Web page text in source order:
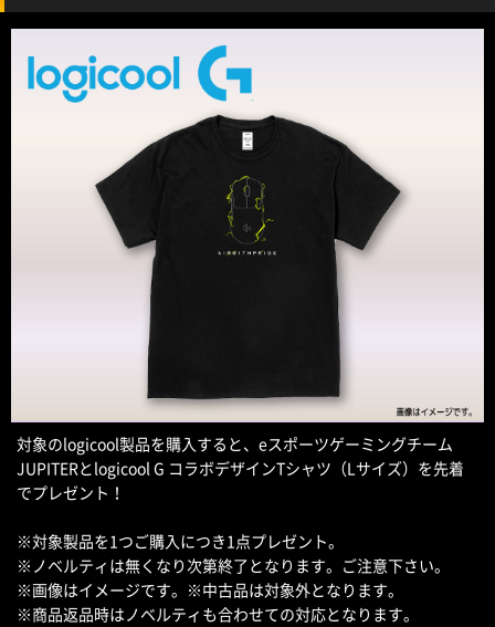
対象のlogicool製品を購入すると、eスポーツゲーミングチーム
JUPITERとlogicool G コラボデザインTシャツ（Lサイズ）を先着
でプレゼント！
※対象製品を1つご購入につき1点プレゼント。
※ノベルティは無くなり次第終了となります。ご注意下さい。
※画像はイメージです。※中古品は対象外となります。
※商品返品時はノベルティも合わせての対応となります。